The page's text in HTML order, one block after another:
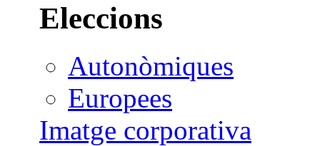
Eleccions
Autonòmiques
Europees
Imatge corporativa